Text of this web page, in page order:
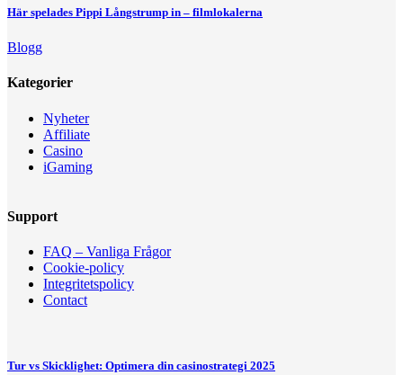
Här spelades Pippi Långstrump in – filmlokalerna
Blogg
Kategorier
Nyheter
Affiliate
Casino
iGaming
Support
FAQ – Vanliga Frågor
Cookie-policy
Integritetspolicy
Contact
Tur vs Skicklighet: Optimera din casinostrategi 2025